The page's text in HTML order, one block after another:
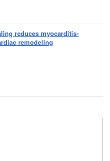
reduces myocarditis-
remodeling